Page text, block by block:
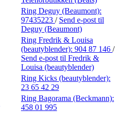
Ring Deguy (Beaumont):
97435223 / Send e-post til
Deguy (Beaumont)
Ring Fredrik & Louisa
(beautyblender): 904 87 146 /
Send e-post til Fredrik &
Louisa (beautyblender)
Ring Kicks (beautyblender):
23 65 42 29
Ring Bagorama (Beckmann):
458 01 995